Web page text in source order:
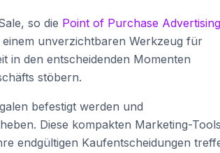
so die Point of Purchase Advertising
unverzichtbaren Werkzeug für
in den entscheidenden Momenten
stöbern.
befestigt werden und
Diese kompakten Marketing-Tools
endgültigen Kaufentscheidungen